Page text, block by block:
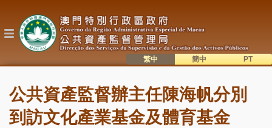
主
目
錄
公共資產監督辦主任陳海帆分別
到訪文化產業基金及體育基金